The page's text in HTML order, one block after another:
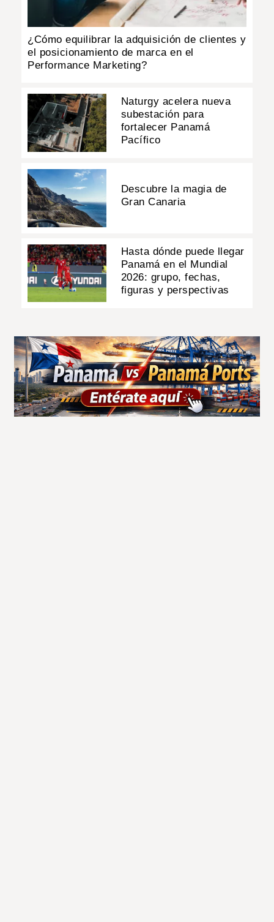
¿Cómo equilibrar la adquisición de clientes y
el posicionamiento de marca en el
Performance Marketing?
Naturgy acelera nueva
subestación para
fortalecer Panamá
Pacífico
Descubre la magia de
Gran Canaria
Hasta dónde puede llegar
Panamá en el Mundial
2026: grupo, fechas,
figuras y perspectivas